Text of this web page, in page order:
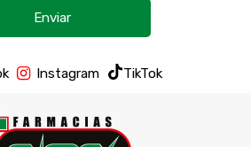
Enviar
Instagram TikTok